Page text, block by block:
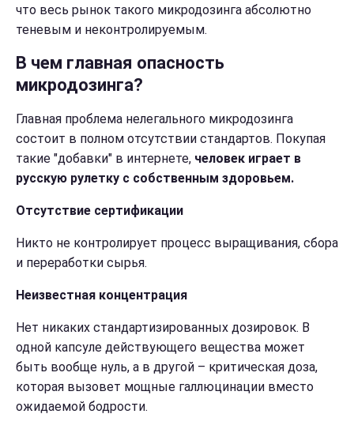
что весь рынок такого микродозинга абсолютно
теневым и неконтролируемым.
В чем главная опасность
микродозинга?
Главная проблема нелегального микродозинга
состоит в полном отсутствии стандартов. Покупая
такие "добавки" в интернете, человек играет в
русскую рулетку с собственным здоровьем.
Отсутствие сертификации
Никто не контролирует процесс выращивания, сбора
и переработки сырья.
Неизвестная концентрация
Нет никаких стандартизированных дозировок. В
одной капсуле действующего вещества может
быть вообще нуль, а в другой – критическая доза,
которая вызовет мощные галлюцинации вместо
ожидаемой бодрости.